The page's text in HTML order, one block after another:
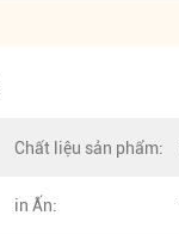
Chất liệu sản phẩm:
in Ấn: